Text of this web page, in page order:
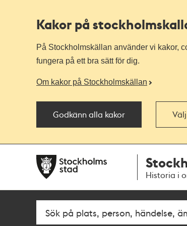
Kakor på
På Stockholmskällan använder vi kakor,
fungera på ett bra sätt för dig.
Om kakor på Stockholmskällan
Godkänn alla kakor
navigationen
huvudinnehållet
Historia i
Fritextsök